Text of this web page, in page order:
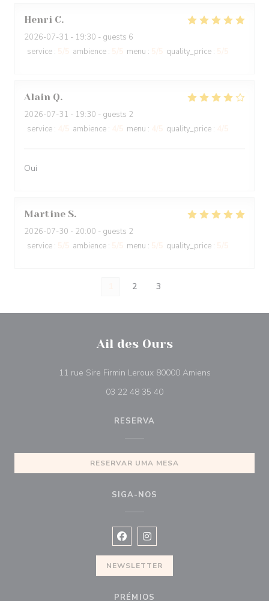
Henri C
2026-07-31 - 19:30 - guests 6
service : ambience : menu : quality_price :
Alain Q
2026-07-31 - 19:30 - guests 2
service : ambience : menu : quality_price :
Oui
Martine S
2026-07-30 - 20:00 - guests 2
service : ambience : menu : quality_price :
2 3
Ail des Ours
11 rue Sire Firmin Leroux 80000 Amiens((abre numa
03 22 48 35 40
RESERVA
RESERVAR UMA MESA
SIGA-NOS
Facebook ((abre numa nova janela))
Instagram ((abre numa nova
NEWSLETTER
PRÉMIOS